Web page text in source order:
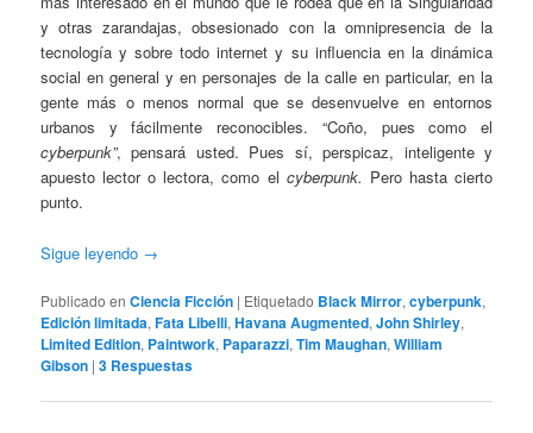
y otras zarandajas, obsesionado con la omnipresencia de la
tecnología y sobre todo internet y su influencia en la dinámica
social en general y en personajes de la calle en particular, en la
gente más o menos normal que se desenvuelve en entornos
urbanos y fácilmente reconocibles. “Coño, pues como el
cyberpunk”, pensará usted. Pues sí, perspicaz, inteligente y
apuesto lector o lectora, como el cyberpunk. Pero hasta cierto
punto.
Sigue leyendo →
Publicado en Ciencia Ficción | Etiquetado Black Mirror,cyberpunk,
Edición limitada,Fata Libelli,Havana Augmented,John Shirley,
Limited Edition, Paintwork, Paparazzi,Tim Maughan,William
Gibson |3 Respuestas